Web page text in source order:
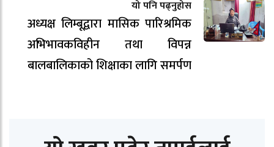
यो पनि पढ्नुहोस
अध्यक्ष लिम्बूद्वारा मासिक पारिश्रमिक
अभिभावकविहीन तथा विपन्न
बालबालिकाको शिक्षाका लागि समर्पण